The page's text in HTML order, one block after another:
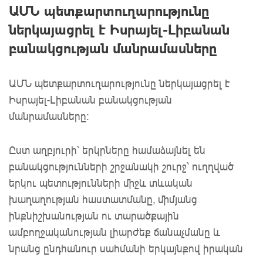
ԱՄՆ պետքարտուղարությունը
ներկայացրել է Իսրայել-Լիբանան
բանակցության մանրամասները
ԱՄՆ պետքարտուղարությունը ներկայացրել է
Իսրայել-Լիբանան բանակցության
մանրամասները:
Ըստ աղբյուրի՝ երկրները համաձայնել են
բանակցությունների շրջանակի շուրջ՝ ուղղված
երկու պետությունների միջև տևական
խաղաղության հաստատմանը, միմյանց
ինքնիշխանության ու տարածքային
ամբողջականության լիարժեք ճանաչմանը և
նրանց ընդհանուր սահմանի երկայնքով իրական